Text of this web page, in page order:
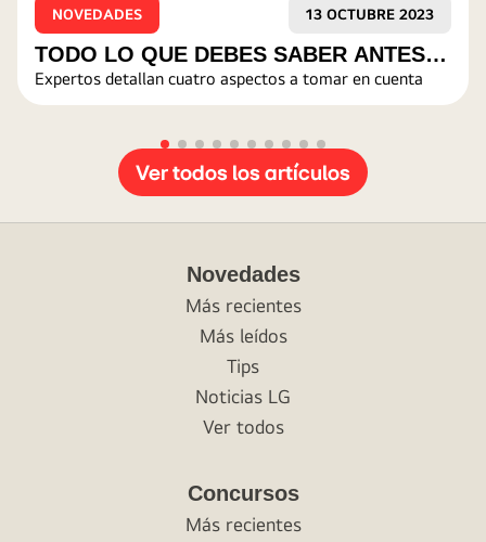
13 OCTUBRE 2023
SABER ANTES
NUEVO HORNO
a tomar en cuenta
NOVEDADES
CEO DE LG
ESTRATEGIA
LIMA, 14 de julio, 2023 —
visión de transformar su
de conectar y ampliar las
clientes, así como impulsar
de US$78.9 billones para
Ver todos los artículos
Novedades
Más recientes
Más leídos
Tips
Noticias LG
Ver todos
Concursos
Más recientes